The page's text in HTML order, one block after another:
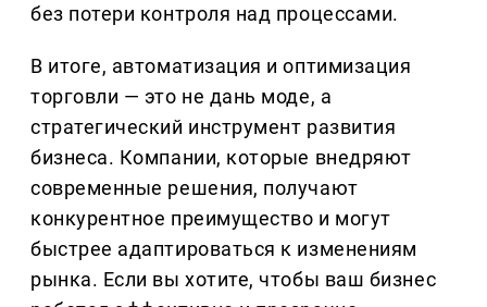
без потери контроля над процессами.
В итоге, автоматизация и оптимизация
торговли — это не дань моде, а
стратегический инструмент развития
бизнеса. Компании, которые внедряют
современные решения, получают
конкурентное преимущество и могут
быстрее адаптироваться к изменениям
рынка. Если вы хотите, чтобы ваш бизнес